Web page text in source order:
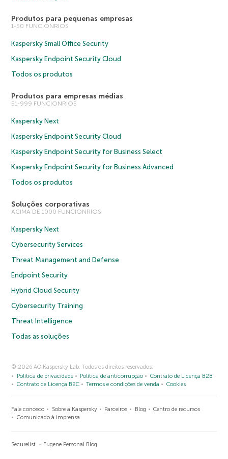
Produtos para pequenas empresas
1-50 FUNCIONRIOS
Kaspersky Small Office Security
Kaspersky Endpoint Security Cloud
Todos os produtos
Produtos para empresas médias
51-999 FUNCIONRIOS
Kaspersky Next
Kaspersky Endpoint Security Cloud
Kaspersky Endpoint Security for Business Select
Kaspersky Endpoint Security for Business Advanced
Todos os produtos
Soluções corporativas
ACIMA DE 1000 FUNCIONRIOS
Kaspersky Next
Cybersecurity Services
Threat Management and Defense
Endpoint Security
Hybrid Cloud Security
Cybersecurity Training
Threat Intelligence
Todas as soluções
© 2026 AO Kaspersky Lab. Todos os direitos reservados.
Política de privacidade
Política de anticorrupção
Contrato de Licença B2B
Contrato de Licença B2C
Termos e condições de venda Cookies
Fale conosco Sobre a Kaspersky Parceiros Blog
Centro de recursos
Comunicado à imprensa
Securelist Eugene Personal Blog